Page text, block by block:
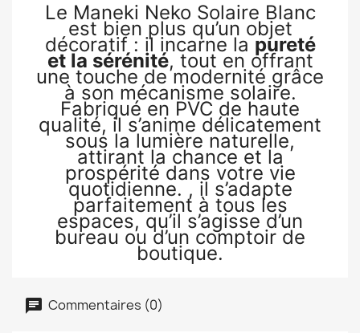
Le Maneki Neko Solaire Blanc
est bien plus qu’un objet
décoratif : il incarne la pureté
et la sérénité, tout en offrant
une touche de modernité grâce
à son mécanisme solaire.
Fabriqué en PVC de haute
qualité, il s’anime délicatement
sous la lumière naturelle,
attirant la chance et la
prospérité dans votre vie
quotidienne. , il s’adapte
parfaitement à tous les
espaces, qu’il s’agisse d’un
bureau ou d’un comptoir de
boutique.
Commentaires (0)